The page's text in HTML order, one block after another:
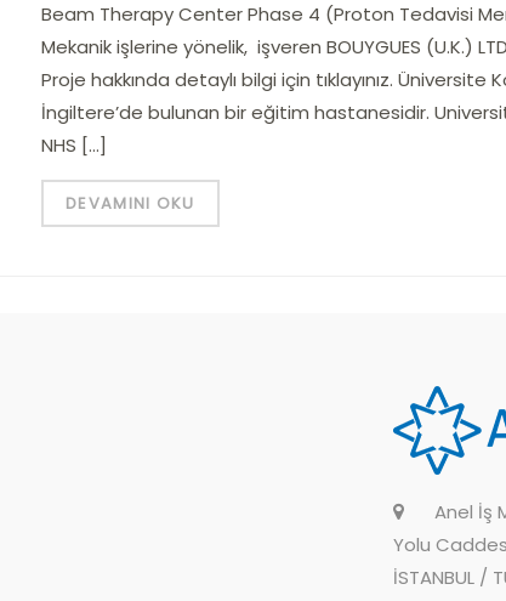
Beam Therapy Center Phase 4 (Proton Tedavisi
Mekanik işlerine yönelik, işveren BOUYGUES (U.K.)
Proje hakkında detaylı bilgi için tıklayınız. Üniversite
İngiltere’de bulunan bir eğitim hastanesidir.
NHS […]
DEVAMINI OKU
Anel İş
Yolu
İSTANBUL /